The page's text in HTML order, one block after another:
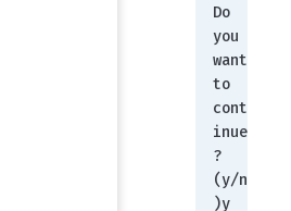
Do
you
want
to
cont
inue
?
(y/n
)y